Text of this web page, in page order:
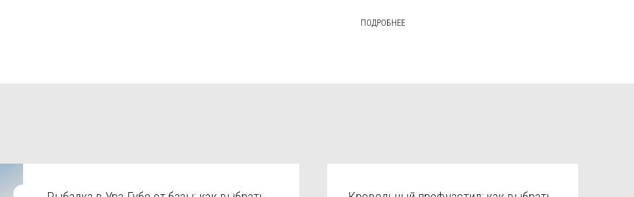
ПОДРОБНЕЕ